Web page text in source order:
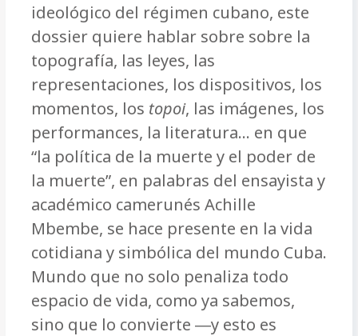
ideológico del régimen cubano, este
dossier quiere hablar sobre sobre la
topografía, las leyes, las
representaciones, los dispositivos, los
momentos, los topoi, las imágenes, los
performances, la literatura… en que
“la política de la muerte y el poder de
la muerte”, en palabras del ensayista y
académico camerunés Achille
Mbembe, se hace presente en la vida
cotidiana y simbólica del mundo Cuba.
Mundo que no solo penaliza todo
espacio de vida, como ya sabemos,
sino que lo convierte ―y esto es